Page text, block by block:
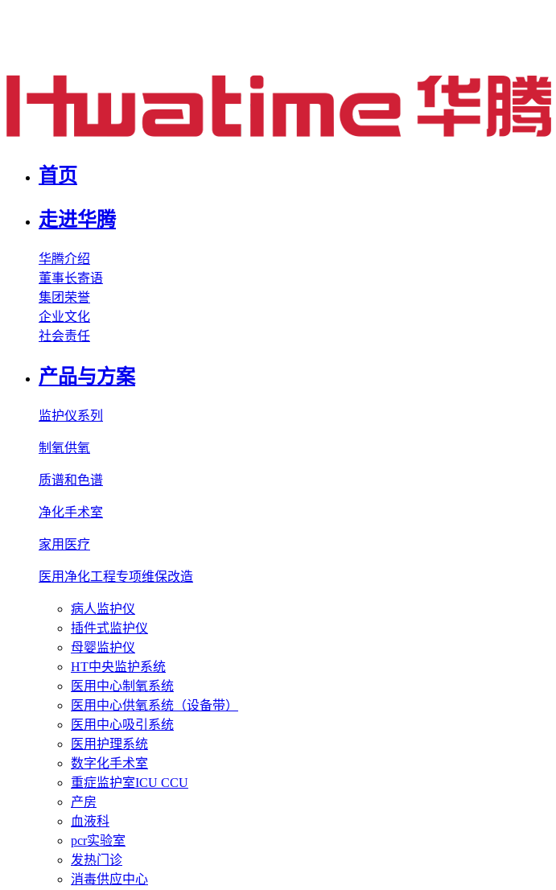
首页
走进华腾
华腾介绍
董事长寄语
集团荣誉
企业文化
社会责任
产品与方案
监护仪系列
制氧供氧
质谱和色谱
净化手术室
家用医疗
医用净化工程专项维保改造
病人监护仪
插件式监护仪
母婴监护仪
HT中央监护系统
医用中心制氧系统
医用中心供氧系统（设备带）
医用中心吸引系统
医用护理系统
数字化手术室
重症监护室ICU CCU
产房
血液科
pcr实验室
发热门诊
消毒供应中心